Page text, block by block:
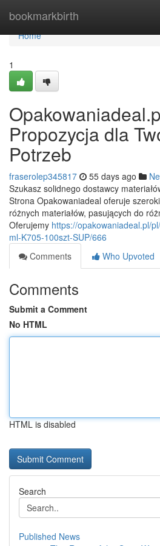
bookmarkbirth
Home
Home
1
Propozycja dla
Potrzeb
fraserolep345817 55 days ago
Szukasz solidnego dostawcy
Strona Opakowaniadeal oferuje
różnych materiałów, pasujących do
Oferujemy https://opakowaniadeal.pl/
ml-K705-100szt-SUP/666
Comments
Who Upvoted
Comments
Submit a Comment
No HTML
HTML is disabled
Search
Published News